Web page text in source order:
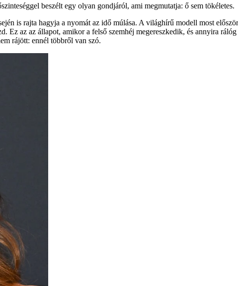
beszélt egy olyan gondjáról, ami megmutatja: ő sem tökéletes.
is rajta hagyja a nyomát az idő múlása. A világhírű modell most
Ez az az állapot, amikor a felső szemhéj megereszkedik, és annyira
rájött: ennél többről van szó.